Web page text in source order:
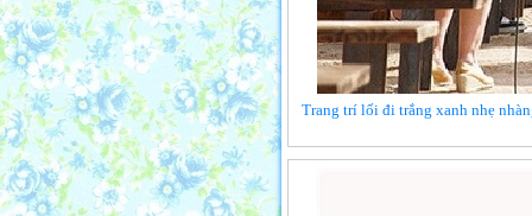
Trang trí lối đi trắng xanh nhẹ